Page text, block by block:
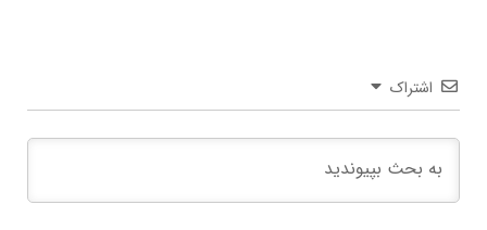
اشتراک